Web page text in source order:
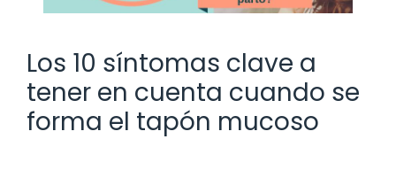
Los 10 síntomas clave a
tener en cuenta cuando se
forma el tapón mucoso